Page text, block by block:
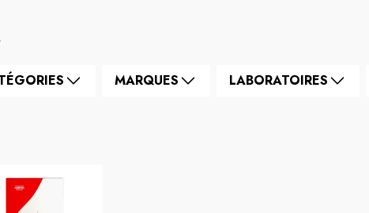
MARQUES LABORATOIRES